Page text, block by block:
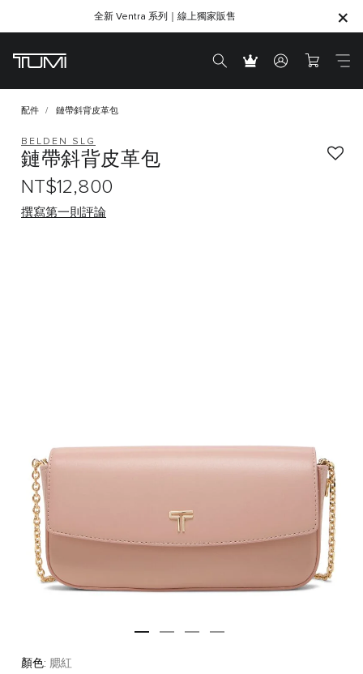
SHOP GIFTS
SHOP GIFTS
全新 Ventra 系列｜線上獨家販售
配件 鏈帶斜背皮革包
BELDEN SLG
鏈帶斜背皮革包
NT$12,800
撰寫第一則評論
顏色: 腮紅